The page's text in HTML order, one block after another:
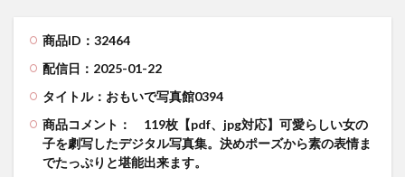
商品ID：32464
配信日：2025-01-22
タイトル：おもいで写真館0394
商品コメント：
119枚【pdf、jpg対応】可愛らしい女の
子を劇写したデジタル写真集。決めポーズから素の表情ま
でたっぷりと堪能出来ます。